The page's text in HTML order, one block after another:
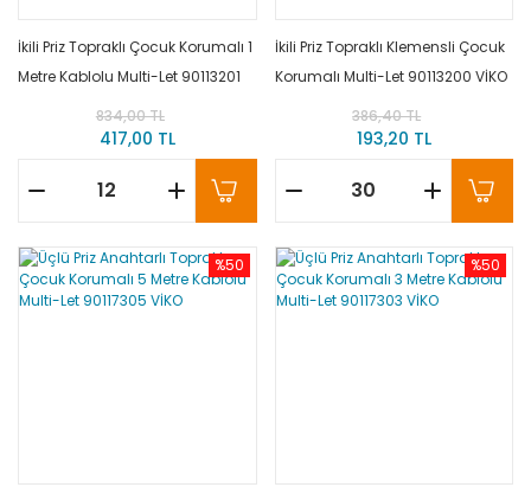
İkili Priz Topraklı Çocuk Korumalı 1
Metre Kablolu Multi-Let 90113201
834,00 TL
417,00 TL
İkili Priz Topraklı Klemensli Çocuk
Korumalı Multi-Let 90113200 VİKO
386,40 TL
193,20 TL
%50 %50